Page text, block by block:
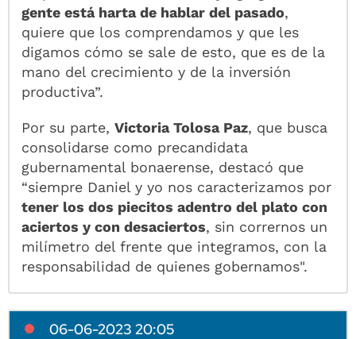
gente está harta de hablar del pasado,
quiere que los comprendamos y que les
digamos cómo se sale de esto, que es de la
mano del crecimiento y de la inversión
productiva”.
Por su parte,Victoria Tolosa Paz, que busca
consolidarse como precandidata
gubernamental bonaerense, destacó que
“siempre Daniel y yo nos caracterizamos por
tener los dos piecitos adentro del plato con
aciertos y con desaciertos, sin corrernos un
milímetro del frente que integramos, con la
responsabilidad de quienes gobernamos".
06-06-2023 20:05